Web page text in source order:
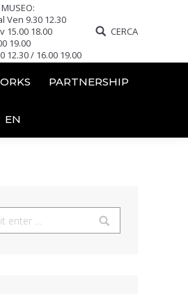
Ven 9.30 12.30
15.00 18.00
19.00
12.30 / 16.00 19.00
CERCA
PARTNERSHIP
EN